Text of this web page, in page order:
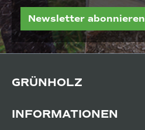
Newsletter abonnieren
GRÜNHOLZ
INFORMATIONEN